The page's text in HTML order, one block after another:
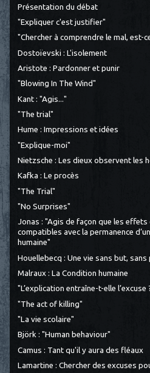
Présentation du débat
"Expliquer c'est justifier"
"Chercher à comprendre le mal, est-
Dostoïevski : L'isolement
Aristote : Pardonner et punir
"Blowing In The Wind"
Kant : "Agis..."
"The trial"
Hume : Impressions et idées
"Explique-moi"
Nietzsche : Les dieux observent les
Kafka : Le procès
"The Trial"
"No Surprises"
Jonas : "Agis de façon que les
compatibles avec la permanence
humaine"
Houellebecq : Une vie sans but,
Malraux : La Condition humaine
"L’explication entraîne-t-elle l’excuse
"The act of killing"
"La vie scolaire"
Björk : "Human behaviour"
Camus : Tant qu'il y aura des fléaux
Lamartine : Chercher des excuses